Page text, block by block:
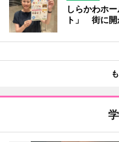
しらかわホ
ト」 街に開